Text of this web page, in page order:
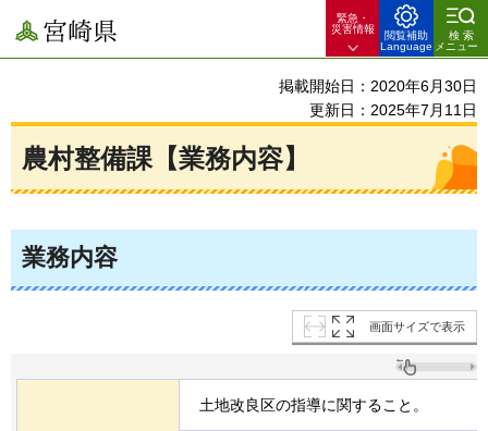
宮崎県
緊急・
災害情報
閲覧補助
Language
検索
メニュー
掲載開始日：2020年6月30日
更新日：2025年7月11日
農村整備課【業務内容】
業務内容
画面サイズで表示
土地改良区の指導に関すること。